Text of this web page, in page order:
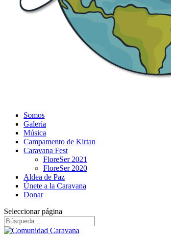
Somos
Galería
Música
Campamento de Kirtan
Caravana Fest
FloreSer 2021
FloreSer 2020
Aldea de Paz
Únete a la Caravana
Donar
Seleccionar página